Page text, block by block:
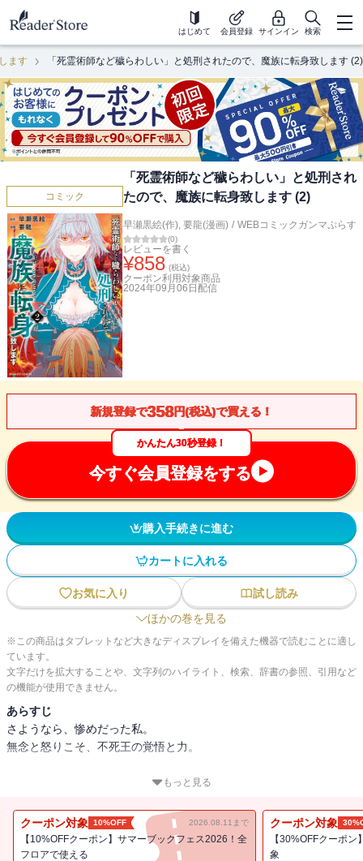
はじめて 会員登録 サインイン 検索
ます 「死霊術師など穢らわしい」と処刑されたので、魔族に転身致します (2)
コミック
「死霊術師など穢らわしい」と処刑され
たので、魔族に転身致します (2)
早瀬黒絵(作), 要龍(漫画) / WEBコミックガンマぷらす
(0)
レビューを書く
¥858 (税込)
クーポン利用対象商品
2024年09月06日 配信
新規登録で358円(税込)で買える！
かんたん30秒登録！
今すぐ会員登録をする
購入手続きに進む
カートに入れる
お気に入り
試し読み
ほかの巻を見る
※この商品はタブレットなど大きなディスプレイを備えた機器で読むことに適し
ています。
文字だけを拡大することや、文字列のハイライト、検索、辞書の参照、引用など
の機能が使用できません。
あらすじ
さようなら、惨めだった私。
無念と怒りこそ、不死王の覚悟と力。
無実の罪で処刑された公爵令嬢レイチェル・シェリンガムの無念と
彼女を断罪した聖女は、異世界の知識で魔族を攻め立てる。
もっと見る
クーポン対象 10%OFF 2026.08.11まで
【10%OFFクーポン】サマーブックフェス2026！全
フロアで使える
クーポン対象
【30%OFFクーポ
象